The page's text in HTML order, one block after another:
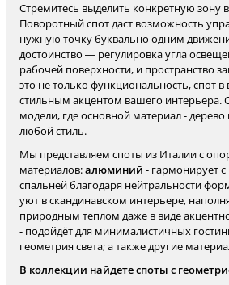
Стремитесь выделить конкретную зону
Поворотный спот даст возможность
нужную точку буквально одним
достоинство — регулировка угла
рабочей поверхности, и пространство
это не только функциональность, спот в
стильным акцентом вашего интерьера.
модели, где основной материал -
любой стиль.
Мы представляем споты из Италии с
материалов:алюминий - гармонирует
спальней благодаря нейтральности
уют в скандинавском интерьере,
природным теплом даже в виде
- подойдёт для минималистичных
геометрия света; а также другие
В коллекции найдете споты с